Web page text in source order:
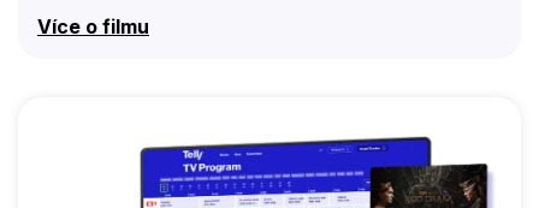
komplice a Richard, coby advokát Duroc, prchá přes
Více o filmu